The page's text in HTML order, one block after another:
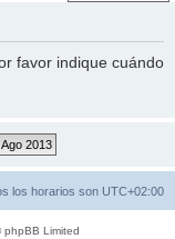
favor indique cuándo
los horarios son UTC+02:00
Limited